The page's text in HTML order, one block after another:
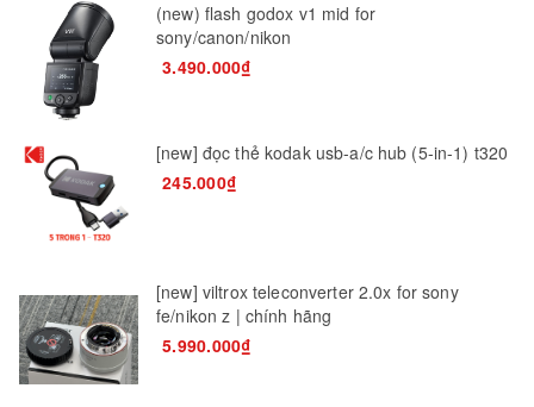
(new) flash godox v1 mid for
sony/canon/nikon
3.490.000₫
[new] đọc thẻ kodak usb-a/c hub (5-in-1) t320
245.000₫
[new] viltrox teleconverter 2.0x for sony
fe/nikon z | chính hãng
5.990.000₫